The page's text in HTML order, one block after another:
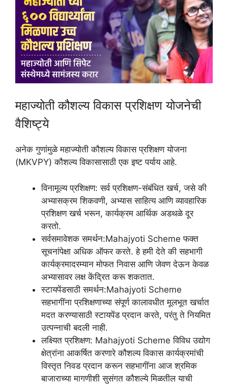
महाज्योती कौशल्य विकास प्रशिक्षण योजनेची
वैशिष्ट्ये
अनेक गुणांमुळे महाज्योती कौशल्य विकास प्रशिक्षण योजना
(MKVPY) कौशल्य विकासासाठी एक इष्ट पर्याय आहे.
विनामूल्य प्रशिक्षण: सर्व प्रशिक्षण-संबंधित खर्च, जसे की
अभ्यासक्रम शिकवणी, अभ्यास साहित्य आणि व्यावहारिक
प्रशिक्षण खर्च भरून, कार्यक्रम आर्थिक अडथळे दूर
करतो.
सर्वसमावेशक समर्थन:Mahajyoti Scheme फक्त
सूचनांपेक्षा अधिक ऑफर करते. हे हमी देते की सहभागी
कार्यक्रमादरम्यान मोफत निवास आणि जेवण देऊन केवळ
अभ्यासावर लक्ष केंद्रित करू शकतात.
स्टायपेंडसाठी समर्थन:Mahajyoti Scheme
सहभागींना प्रशिक्षणाच्या संपूर्ण कालावधीत मूलभूत खर्चात
मदत करण्यासाठी स्टायपेंड प्रदान करते, परंतु ते नियमित
उत्पन्नाची बदली नाही.
लक्ष्यित प्रशिक्षण: Mahajyoti Scheme विविध उद्योग
क्षेत्रांना आकर्षित करणारे कौशल्य विकास कार्यक्रमांची
विस्तृत निवड प्रदान करून सहभागींना आज श्रमिक
बाजाराच्या मागणीशी सुसंगत कौशल्ये मिळतील याची